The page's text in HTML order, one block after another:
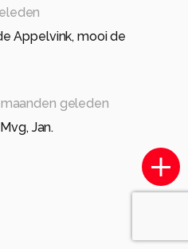
Appelvink, mooi de
geleden
Jan.